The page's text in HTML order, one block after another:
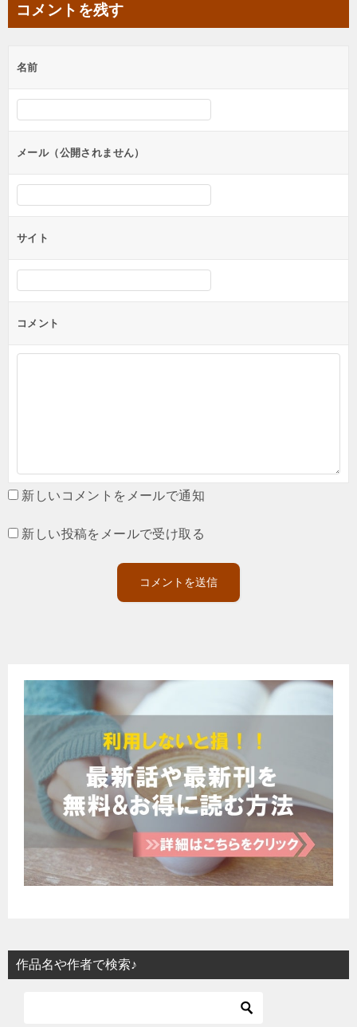
ビ
ー
シ
ョ
ン
コメントを残す
名前
メール（公開されません）
サイト
コメント
新しいコメントをメールで通知
新しい投稿をメールで受け取る
作品名や作者で検索♪